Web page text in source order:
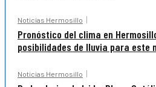
Noticias Hermosillo
Pronóstico del clima en
posibilidades de lluvia para este
Noticias Hermosillo